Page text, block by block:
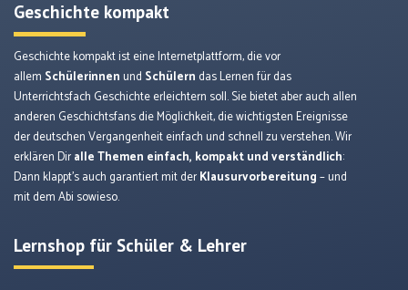
Geschichte kompakt
Geschichte kompakt ist eine Internetplattform, die vor
allem Schülerinnen und Schülern das Lernen für das
Unterrichtsfach Geschichte erleichtern soll. Sie bietet aber auch allen
anderen Geschichtsfans die Möglichkeit, die wichtigsten Ereignisse
der deutschen Vergangenheit einfach und schnell zu verstehen. Wir
erklären Diralle Themen einfach, kompakt und verständlich:
Dann klappt’s auch garantiert mit derKlausurvorbereitung– und
mit dem Abi sowieso.
Lernshop für Schüler & Lehrer